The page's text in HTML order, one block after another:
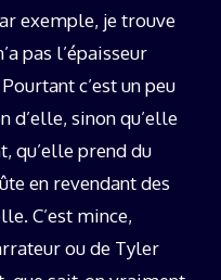
exemple, je trouve
pas l’épaisseur
c’est un peu
d’elle, sinon qu’elle
qu’elle prend du
en revendant des
C’est mince,
ou de Tyler